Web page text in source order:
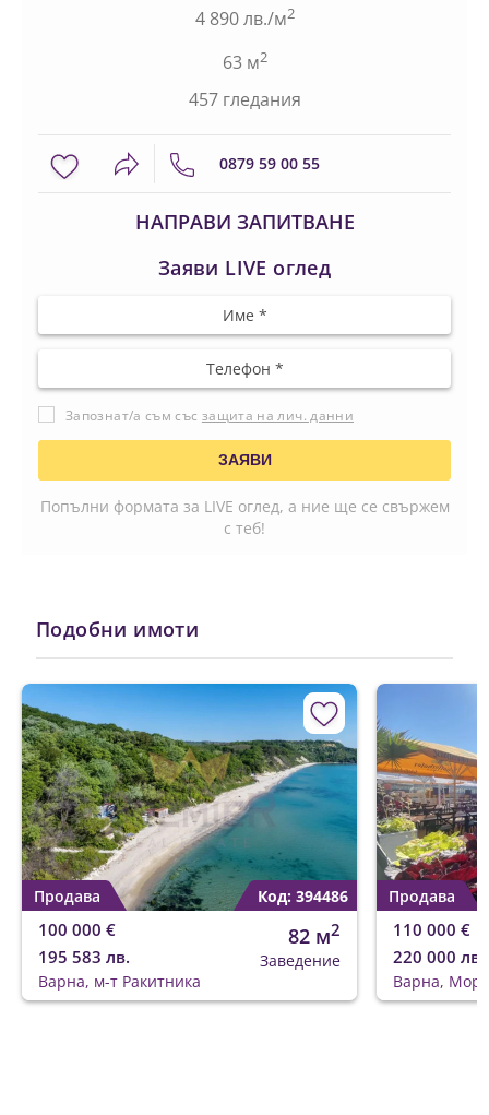
4 890 лв./м2
63 м2
457 гледания
0879 59 00 55
НАПРАВИ ЗАПИТВАНЕ
Заяви LIVE оглед
Запознат/а съм със защита на лич. данни
Попълни формата за LIVE оглед, а ние ще се свържем
с теб!
Подобни имоти
Продава Код: 394486
100 000 €
195 583 лв.
82 м2
Заведение
Варна, м-т Ракитника
Продава
110 000 €
220 000 лв.
Варна,